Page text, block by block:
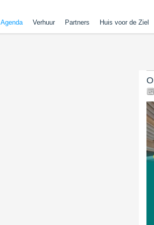
Agenda Verhuur Partners Huis voor de Ziel